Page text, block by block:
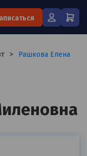
>
Рашкова Елена
×
к